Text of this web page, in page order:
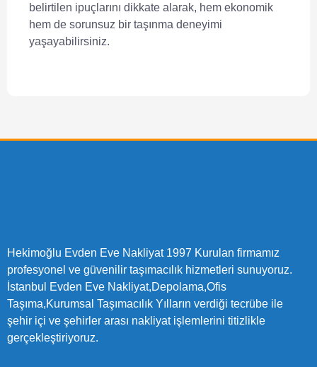
belirtilen ipuçlarını dikkate alarak, hem ekonomik
hem de sorunsuz bir taşınma deneyimi
yaşayabilirsiniz.
Hekimoğlu Evden Eve Nakliyat 1997 Kurulan firmamız
profesyonel ve güvenilir taşımacılık hizmetleri sunuyoruz.
İstanbul Evden Eve Nakliyat,Depolama,Ofis
Taşıma,Kurumsal Taşımacılık Yılların verdiği tecrübe ile
şehir içi ve şehirler arası nakliyat işlemlerini titizlikle
gerçekleştiriyoruz.